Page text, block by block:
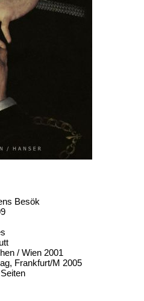
Besök
/ Wien 2001
Frankfurt/M 2005